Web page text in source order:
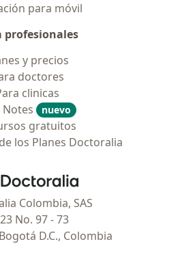
para móvil
profesionales
y precios
doctores
clinicas
Notes
nuevo
gratuitos
los Planes Doctoralia
Doctoralia - Página de inicio
Colombia, SAS
No. 97 - 73
D.C., Colombia